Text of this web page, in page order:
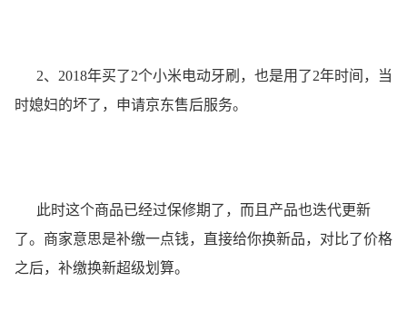
2、2018年买了2个小米电动牙刷，也是用了2年时间，当
时媳妇的坏了，申请京东售后服务。
此时这个商品已经过保修期了，而且产品也迭代更新
了。商家意思是补缴一点钱，直接给你换新品，对比了价格
之后，补缴换新超级划算。